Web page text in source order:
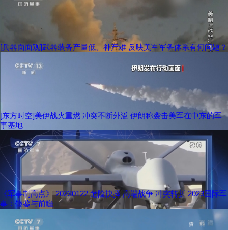
[兵器面面观]武器装备产量低、补产难 反映美军军备体系有何问题？
[东方时空]美伊战火重燃 冲突不断外溢 伊朗称袭击美军在中东的军
事基地
《军事制高点》 20230122 危险抉择 高端战争 冲突转折 2023国际军
事：镜鉴与前瞻